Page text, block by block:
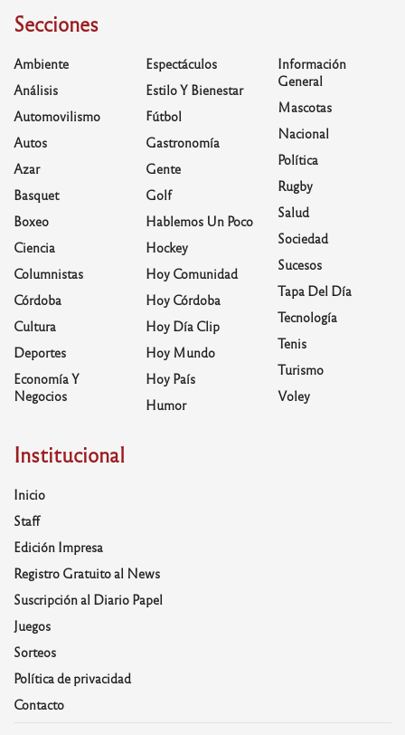
Secciones
Ambiente
Análisis
Automovilismo
Autos
Azar
Basquet
Boxeo
Ciencia
Columnistas
Córdoba
Cultura
Deportes
Economía Y
Negocios
Espectáculos
Estilo Y Bienestar
Fútbol
Gastronomía
Gente
Golf
Hablemos Un Poco
Hockey
Hoy Comunidad
Hoy Córdoba
Hoy Día Clip
Hoy Mundo
Hoy País
Humor
Información
General
Mascotas
Nacional
Política
Rugby
Salud
Sociedad
Sucesos
Tapa Del Día
Tecnología
Tenis
Turismo
Voley
Institucional
Inicio
Staff
Edición Impresa
Registro Gratuito al News
Suscripción al Diario Papel
Juegos
Sorteos
Política de privacidad
Contacto